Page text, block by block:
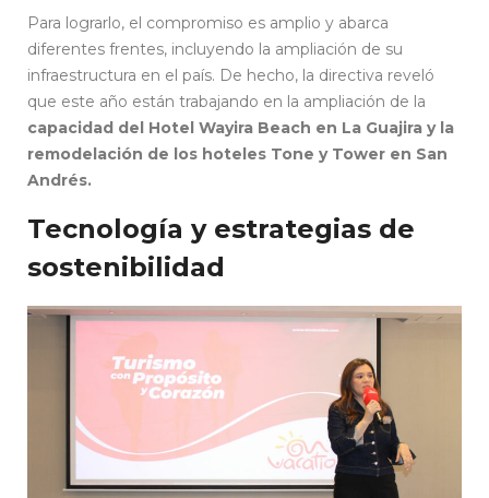
Para lograrlo, el compromiso es amplio y abarca
diferentes frentes, incluyendo la ampliación de su
infraestructura en el país. De hecho, la directiva reveló
que este año están trabajando en la ampliación de la
capacidad del Hotel Wayira Beach en La Guajira y la
remodelación de los hoteles Tone y Tower en San
Andrés.
Tecnología y estrategias de
sostenibilidad